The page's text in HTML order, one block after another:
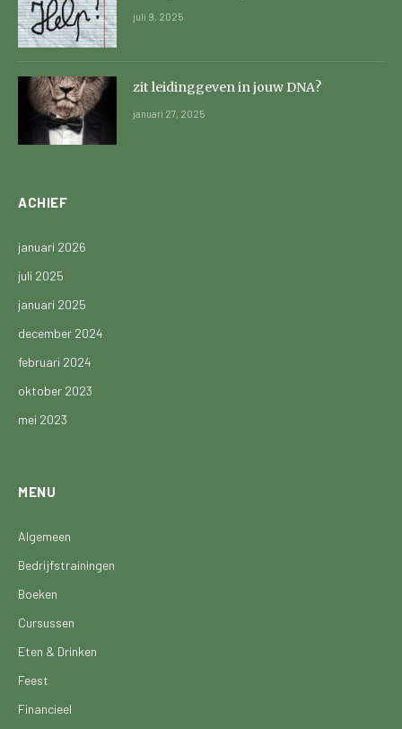
juli 9, 2025
zit leidinggeven in jouw DNA?
januari 27, 2025
ACHIEF
januari 2026
juli 2025
januari 2025
december 2024
februari 2024
oktober 2023
mei 2023
MENU
Algemeen
Bedrijfstrainingen
Boeken
Cursussen
Eten & Drinken
Feest
Financieel